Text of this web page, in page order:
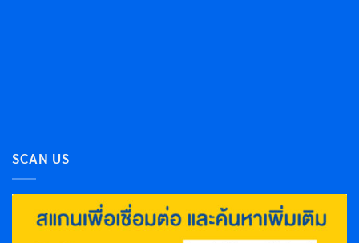
SCAN US